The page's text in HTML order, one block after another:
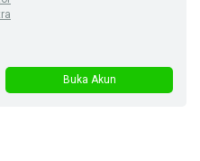
Buka Akun